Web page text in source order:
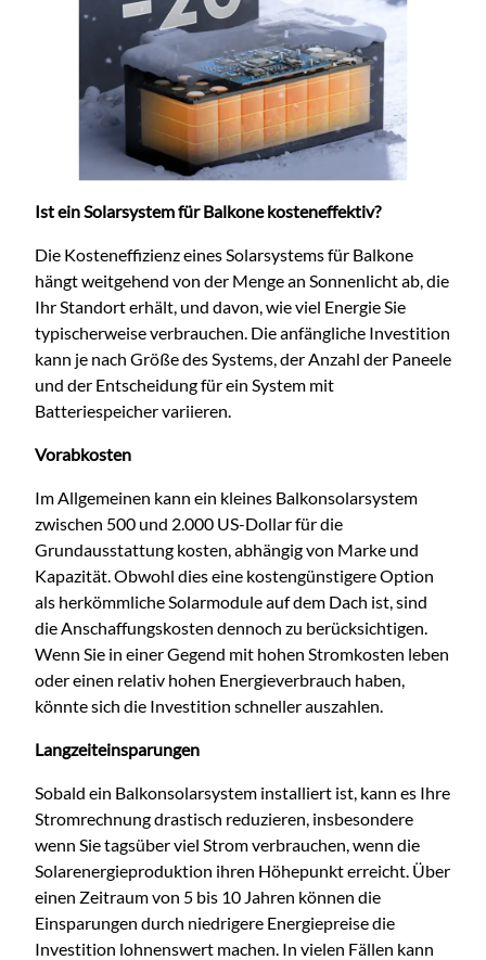
Ist ein Solarsystem für Balkone kosteneffektiv?
Die Kosteneffizienz eines Solarsystems für Balkone
hängt weitgehend von der Menge an Sonnenlicht ab, die
Ihr Standort erhält, und davon, wie viel Energie Sie
typischerweise verbrauchen. Die anfängliche Investition
kann je nach Größe des Systems, der Anzahl der Paneele
und der Entscheidung für ein System mit
Batteriespeicher variieren.
Vorabkosten
Im Allgemeinen kann ein kleines Balkonsolarsystem
zwischen 500 und 2.000 US-Dollar für die
Grundausstattung kosten, abhängig von Marke und
Kapazität. Obwohl dies eine kostengünstigere Option
als herkömmliche Solarmodule auf dem Dach ist, sind
die Anschaffungskosten dennoch zu berücksichtigen.
Wenn Sie in einer Gegend mit hohen Stromkosten leben
oder einen relativ hohen Energieverbrauch haben,
könnte sich die Investition schneller auszahlen.
Langzeiteinsparungen
Sobald ein Balkonsolarsystem installiert ist, kann es Ihre
Stromrechnung drastisch reduzieren, insbesondere
wenn Sie tagsüber viel Strom verbrauchen, wenn die
Solarenergieproduktion ihren Höhepunkt erreicht. Über
einen Zeitraum von 5 bis 10 Jahren können die
Einsparungen durch niedrigere Energiepreise die
Investition lohnenswert machen. In vielen Fällen kann